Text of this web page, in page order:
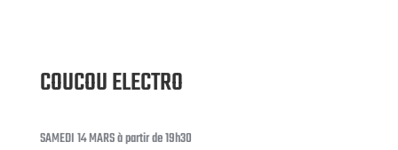
COUCOU ELECTRO
SAMEDI 14 MARS à partir de 19h30